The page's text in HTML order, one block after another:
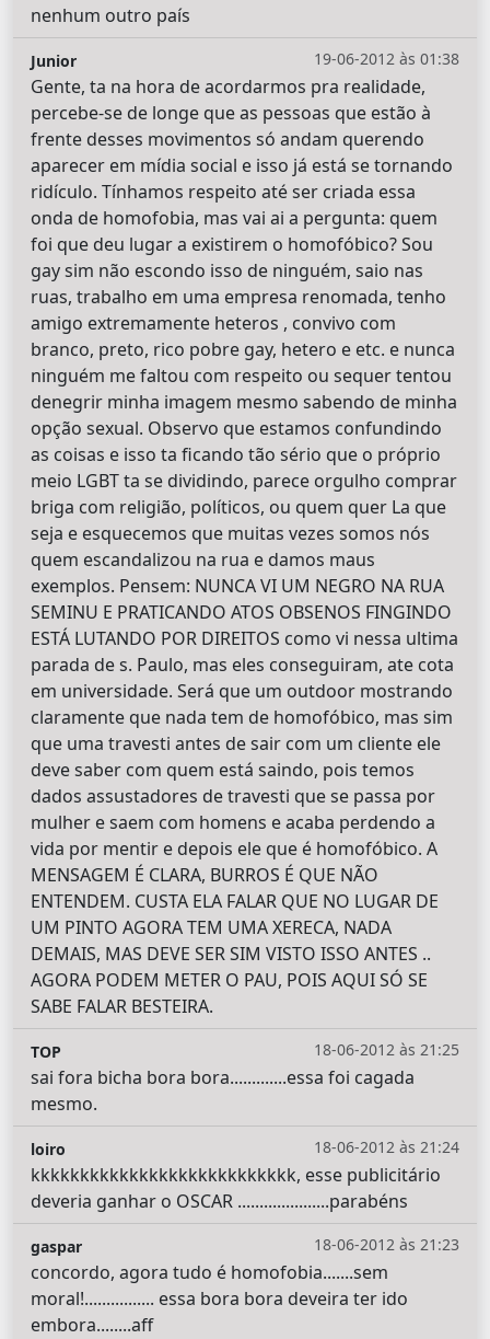
nenhum outro país
19-06-2012 às 01:38
Junior
Gente, ta na hora de acordarmos pra realidade,
percebe-se de longe que as pessoas que estão à
frente desses movimentos só andam querendo
aparecer em mídia social e isso já está se tornando
ridículo. Tínhamos respeito até ser criada essa
onda de homofobia, mas vai ai a pergunta: quem
foi que deu lugar a existirem o homofóbico? Sou
gay sim não escondo isso de ninguém, saio nas
ruas, trabalho em uma empresa renomada, tenho
amigo extremamente heteros , convivo com
branco, preto, rico pobre gay, hetero e etc. e nunca
ninguém me faltou com respeito ou sequer tentou
denegrir minha imagem mesmo sabendo de minha
opção sexual. Observo que estamos confundindo
as coisas e isso ta ficando tão sério que o próprio
meio LGBT ta se dividindo, parece orgulho comprar
briga com religião, políticos, ou quem quer La que
seja e esquecemos que muitas vezes somos nós
quem escandalizou na rua e damos maus
exemplos. Pensem: NUNCA VI UM NEGRO NA RUA
SEMINU E PRATICANDO ATOS OBSENOS FINGINDO
ESTÁ LUTANDO POR DIREITOS como vi nessa ultima
parada de s. Paulo, mas eles conseguiram, ate cota
em universidade. Será que um outdoor mostrando
claramente que nada tem de homofóbico, mas sim
que uma travesti antes de sair com um cliente ele
deve saber com quem está saindo, pois temos
dados assustadores de travesti que se passa por
mulher e saem com homens e acaba perdendo a
vida por mentir e depois ele que é homofóbico. A
MENSAGEM É CLARA, BURROS É QUE NÃO
ENTENDEM. CUSTA ELA FALAR QUE NO LUGAR DE
UM PINTO AGORA TEM UMA XERECA, NADA
DEMAIS, MAS DEVE SER SIM VISTO ISSO ANTES ..
AGORA PODEM METER O PAU, POIS AQUI SÓ SE
SABE FALAR BESTEIRA.
18-06-2012 às 21:25
TOP
sai fora bicha bora bora.............essa foi cagada
mesmo.
18-06-2012 às 21:24
loiro
kkkkkkkkkkkkkkkkkkkkkkkkkkk, esse publicitário
deveria ganhar o OSCAR .....................parabéns
18-06-2012 às 21:23
gaspar
concordo, agora tudo é homofobia.......sem
moral!................ essa bora bora deveira ter ido
embora........aff